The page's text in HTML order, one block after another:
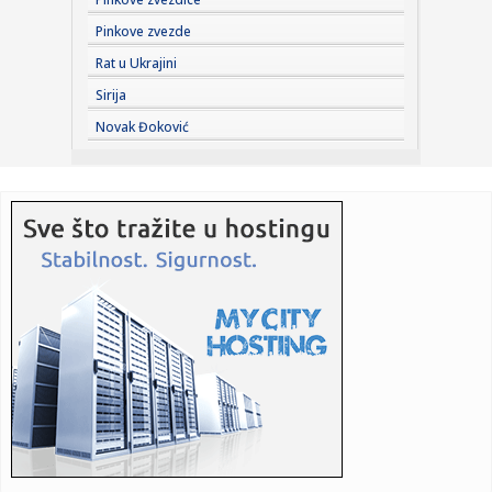
poziva
11:30:Mačke ili psi: Šta nauka kaže o tome ko je zapravo
pametniji?
11:28:Амерички кошаркаш Лони Вокер ...
11:28: Reditelj Stevan Filipović pretučen u centru Beograda
11:26:
11:25:Vens: Pregovori će biti teški, ali cilj je jasan
11:25:Novi atentat šokirao Ruse: Eksplodirao mercedes "kralja
dronova"
11:25:Bosančić: 10 miliona KM potrebno za makadamske puteve
Pinkove zvezde
Rat u Ukrajini
Sirija
Novak Đoković